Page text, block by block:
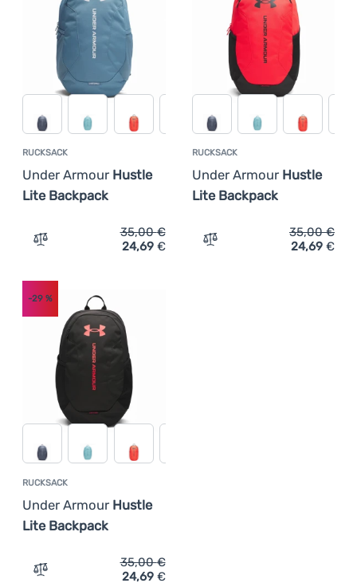
RUCKSACK
Under Armour Hustle
Lite Backpack
Zum Vergleich 'Rucksack Under Armour Hustle Lite
35,00€
24,69 €
RUCKSACK
Under Armour Hustle
Lite Backpack
Zum Vergleich 'Rucksack
35,00€
24,69 €
RUCKSACK
Under Armour Hustle
Lite Backpack
-29 %
Zum Vergleich 'Rucksack Under Armour Hustle Lite
35,00€
24,69 €